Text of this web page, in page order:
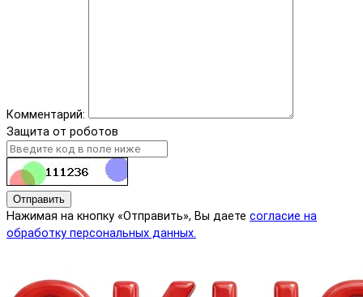
Комментарий:
Защита от роботов
Отправить
Нажимая на кнопку «Отправить», Вы даете согласие на
обработку персональных данных.